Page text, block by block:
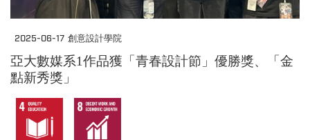
2025-06-17 創意設計學院
亞大數媒系1作品獲「青春設計節」優勝獎、「金
點新秀獎」